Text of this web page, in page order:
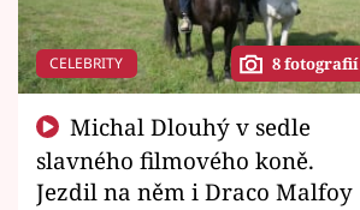
CELEBRITY 8 fotografií
slavného filmového koně.
Jezdil na něm i Draco Malfoy